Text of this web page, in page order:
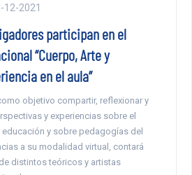
12-2021
participan en el
“Cuerpo, Arte y
en el aula”
objetivo compartir, reflexionar y
y experiencias sobre el
educación y sobre pedagogías del
a su modalidad virtual, contará
distintos teóricos y artistas